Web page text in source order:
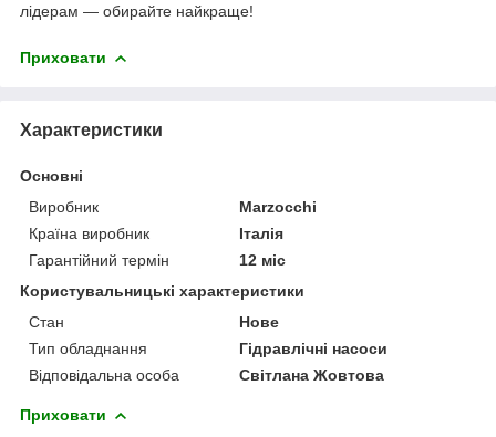
лідерам — обирайте найкраще!
Приховати
Характеристики
Основні
Виробник
Marzocchi
Країна виробник
Італія
Гарантійний термін
12 міс
Користувальницькі характеристики
Стан
Нове
Тип обладнання
Гідравлічні насоси
Відповідальна особа
Світлана Жовтова
Приховати